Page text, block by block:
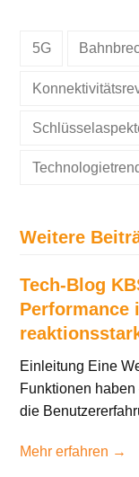
5G
Weitere
Tech-Blog
Performance
Einleitung Eine
Funktionen
die
Mehr erfahren →